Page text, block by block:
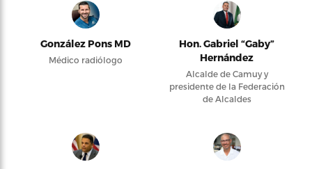
González Pons MD
Médico radiólogo
Hon. Gabriel “Gaby”
Hernández
Alcalde de Camuy y
presidente de la Federación
de Alcaldes